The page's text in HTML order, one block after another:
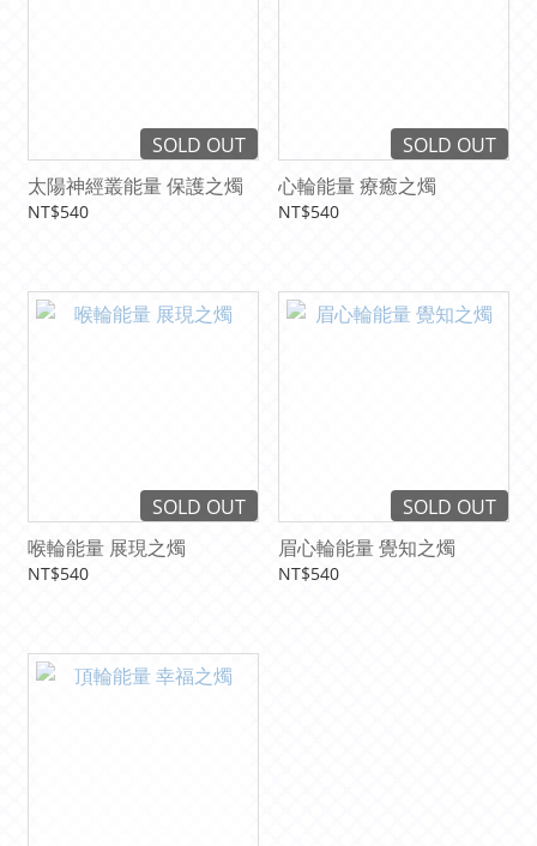
SOLD OUT
太陽神經叢能量 保護之燭
NT$540
SOLD OUT
心輪能量 療癒之燭
NT$540
SOLD OUT
喉輪能量 展現之燭
NT$540
SOLD OUT
眉心輪能量 覺知之燭
NT$540